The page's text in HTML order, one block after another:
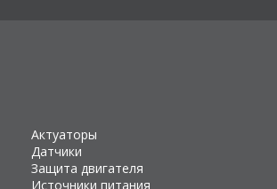
Актуаторы
Датчики
Защита двигателя
Источники питания